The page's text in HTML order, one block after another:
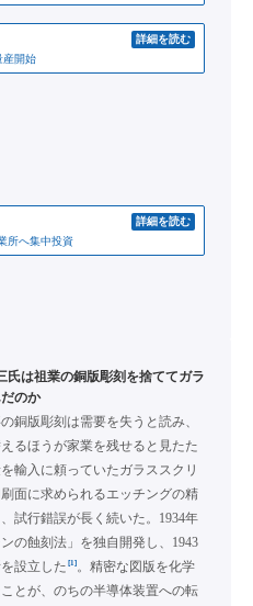
詳細を読む
産開始
詳細を読む
所へ集中投資
氏は祖業の銅版彫刻を捨ててガラ
のか
銅版彫刻は需要を失うと読み、
るほうが家業を残せると見たた
輸入に頼っていたガラススクリ
面に求められるエッチングの精
試行錯誤が長く続いた。1934年
の蝕刻法」を独自開発し、1943
設立した [1]。精密な図版を化学
とが、のちの半導体装置への転